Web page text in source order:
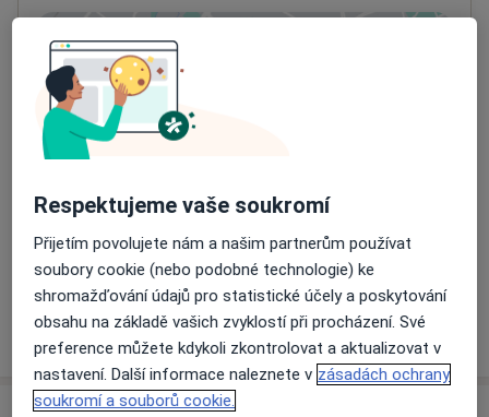
Dostupnost
Na této adrese online kalendář není aktivní
Co mám v takové situaci udělat?
Způsoby platby (soukromé návštěvy)
Na teto adrese lékař přijímá pacienty na pojišťovnu
Detaily
Víceo adrese
Respektujeme vaše soukromí
Přijetím povolujete nám a našim partnerům používat
soubory cookie (nebo podobné technologie) ke
shromažďování údajů pro statistické účely a poskytování
obsahu na základě vašich zvyklostí při procházení. Své
preference můžete kdykoli zkontrolovat a aktualizovat v
nastavení. Další informace naleznete v zásadách ochrany
soukromí a souborů cookie.